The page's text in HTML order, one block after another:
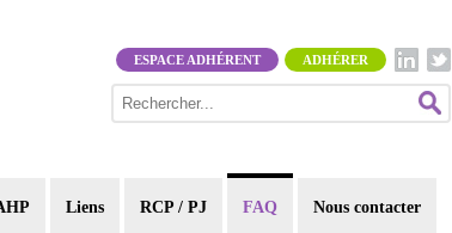
ADHÉRER
ESPACE ADHÉRENT
Liens RCP / PJ FAQ Nous contacter